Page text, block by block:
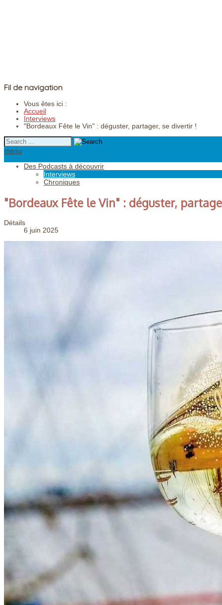
Fil de navigation
Vous êtes ici :
Accueil
Interviews
"Bordeaux Fête le Vin" : déguster, partager, se divertir !
menu
Des Podcasts à découvrir
Interviews
Chroniques
"Bordeaux Fête le Vin" : déguster,
Détails
6 juin 2025